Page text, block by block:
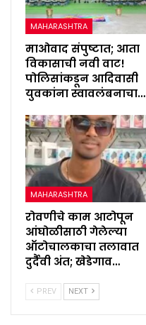
MAHARASHTRA
माओवाद संपुष्टात; आता
विकासाची नवी वाट!
पोलिसांकडून आदिवासी
युवकांना स्वावलंबनाचा…
MAHARASHTRA
रोवणीचे काम आटोपून
आंघोळीसाठी गेलेल्या
ऑटोचालकाचा तलावात
दुर्दैवी अंत; खेडेगाव…
PREV NEXT